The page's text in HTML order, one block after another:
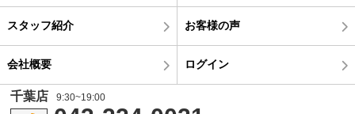
スタッフ紹介 お客様の声
会社概要 ログイン
千葉店 9:30~19:00